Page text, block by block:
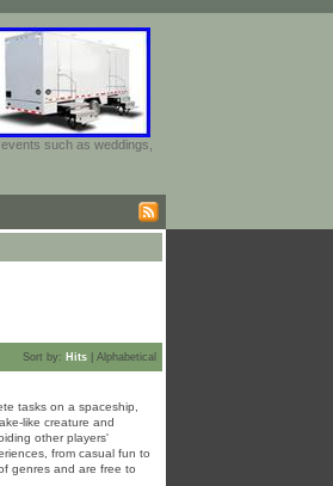
such as weddings,
Sort by: Hits Alphabetical
tasks on a spaceship,
like creature and
other players'
from casual fun to
genres and are free to